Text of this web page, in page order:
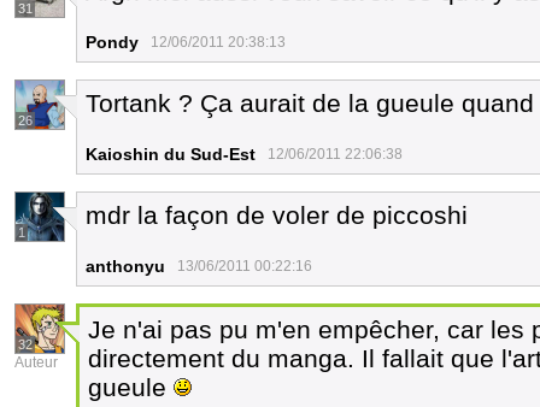
31
Pondy 12/06/2011 20:38:13
26
Tortank ? Ça aurait de la gueule
Kaioshin du Sud-Est 12/06/2011 22:06:38
1
mdr la façon de voler de piccoshi
anthonyu 13/06/2011 00:22:16
32
Auteur
Je n'ai pas pu m'en empêcher, car les
directement du manga. Il fallait que
gueule